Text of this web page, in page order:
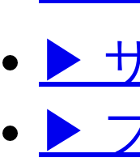
▶
▶